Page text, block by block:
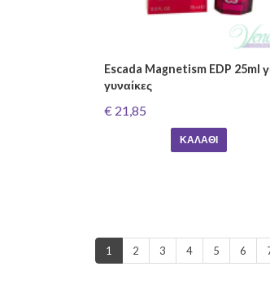
Escada Magnetism EDP 25ml
γυναίκες
€ 21,85
ΚΑΛΆΘΙ
1 2 3 4 5 6